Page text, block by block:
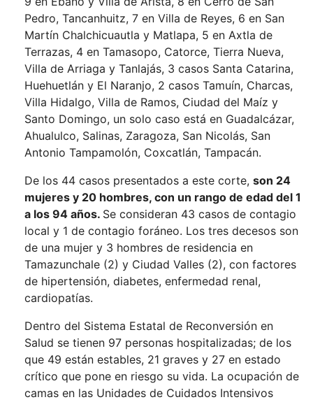
Pedro, Tancanhuitz, 7 en Villa de Reyes, 6 en San
Martín Chalchicuautla y Matlapa, 5 en Axtla de
Terrazas, 4 en Tamasopo, Catorce, Tierra Nueva,
Villa de Arriaga y Tanlajás, 3 casos Santa Catarina,
Huehuetlán y El Naranjo, 2 casos Tamuín, Charcas,
Villa Hidalgo, Villa de Ramos, Ciudad del Maíz y
Santo Domingo, un solo caso está en Guadalcázar,
Ahualulco, Salinas, Zaragoza, San Nicolás, San
Antonio Tampamolón, Coxcatlán, Tampacán.
De los 44 casos presentados a este corte, son 24
mujeres y 20 hombres, con un rango de edad del 1
a los 94 años. Se consideran 43 casos de contagio
local y 1 de contagio foráneo. Los tres decesos son
de una mujer y 3 hombres de residencia en
Tamazunchale (2) y Ciudad Valles (2), con factores
de hipertensión, diabetes, enfermedad renal,
cardiopatías.
Dentro del Sistema Estatal de Reconversión en
Salud se tienen 97 personas hospitalizadas; de los
que 49 están estables, 21 graves y 27 en estado
crítico que pone en riesgo su vida. La ocupación de
camas en las Unidades de Cuidados Intensivos